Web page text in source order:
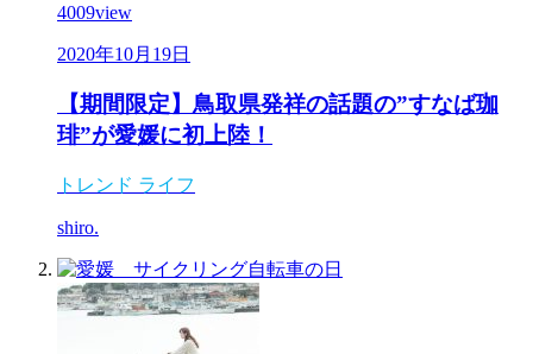
4009view
2020年10月19日
【期間限定】鳥取県発祥の話題の”すなば珈
琲”が愛媛に初上陸！
トレンド ライフ
shiro.